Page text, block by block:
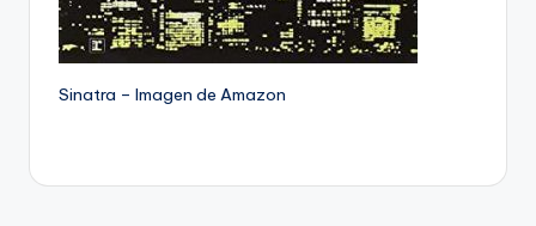
Sinatra – Imagen de Amazon